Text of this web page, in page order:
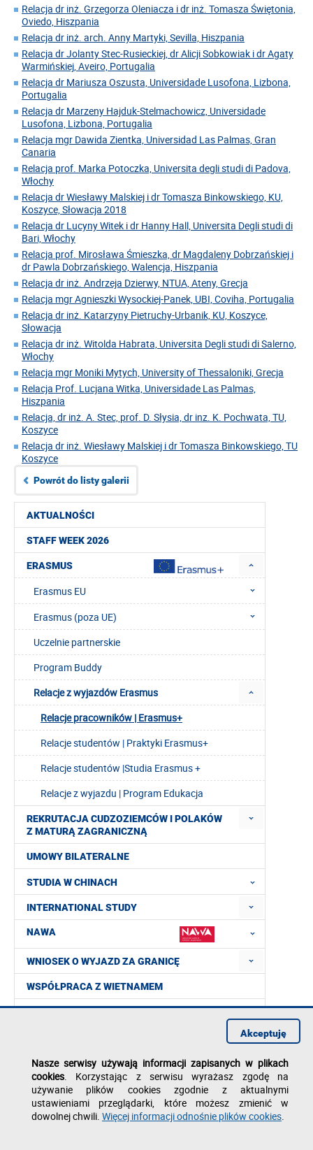
AKTUALNOŚCI
STAFF WEEK 2026
ERASMUS
Erasmus EU
Erasmus (poza UE)
Uczelnie partnerskie
Program Buddy
Relacje z wyjazdów Erasmus
Relacje pracowników | Erasmus+
Relacje studentów | Praktyki Erasmus+
Relacje studentów |Studia Erasmus +
Relacje z wyjazdu | Program Edukacja
REKRUTACJA CUDZOZIEMCÓW I POLAKÓW
Z MATURĄ ZAGRANICZNĄ
UMOWY BILATERALNE
STUDIA W CHINACH
INTERNATIONAL STUDY
NAWA
WNIOSEK O WYJAZD ZA GRANICĘ
WSPÓŁPRACA Z WIETNAMEM
DOUBLE DEGREE
DOKUMENTY DO POBRANIA
FAQ
KONTAKT
Relacja dr inż. Grzegorza Oleniacza i dr inż. Tomasza Świętonia,
Oviedo, Hiszpania
Relacja dr inż. arch. Anny Martyki, Sevilla, Hiszpania
Relacja dr Jolanty Stec-Rusieckiej, dr Alicji Sobkowiak i dr Agaty
Warmińskiej, Aveiro, Portugalia
Relacja dr Mariusza Oszusta, Universidade Lusofona, Lizbona,
Portugalia
Relacja dr Marzeny Hajduk-Stelmachowicz, Universidade
Lusofona, Lizbona, Portugalia
Relacja mgr Dawida Zientka, Universidad Las Palmas, Gran
Canaria
Relacja prof. Marka Potoczka, Universita degli studi di Padova,
Włochy
Relacja dr Wiesławy Malskiej i dr Tomasza Binkowskiego, KU,
Koszyce, Słowacja 2018
Relacja dr Lucyny Witek i dr Hanny Hall, Universita Degli studi di
Bari, Włochy
Relacja prof. Mirosława Śmieszka, dr Magdaleny Dobrzańskiej i
dr Pawla Dobrzańskiego, Walencja, Hiszpania
Relacja dr inż. Andrzeja Dzierwy, NTUA, Ateny, Grecja
Relacja mgr Agnieszki Wysockiej-Panek, UBI, Coviha, Portugalia
Relacja dr inż. Katarzyny Pietruchy-Urbanik, KU, Koszyce,
Słowacja
Relacja dr inż. Witolda Habrata, Universita Degli studi di Salerno,
Włochy
Relacja mgr Moniki Mytych, University of Thessaloniki, Grecja
Relacja Prof. Lucjana Witka, Universidade Las Palmas,
Hiszpania
Relacja, dr inż. A. Stec, prof. D. Słysia, dr inz. K. Pochwata, TU,
Koszyce
Relacja dr inż. Wiesławy Malskiej i dr Tomasza Binkowskiego, TU
Koszyce
Powrót do listy galerii
Nasze serwisy używają informacji zapisanych w plikach
cookies. Korzystając z serwisu wyrażasz zgodę na
używanie plików cookies zgodnie z aktualnymi
ustawieniami przeglądarki, które możesz zmienić w
dowolnej chwili. Więcej informacji odnośnie plików cookies.
Akceptuję